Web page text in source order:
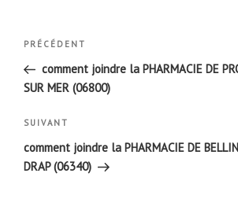
Navigation
l’article
Article
précédent
PRÉCÉDENT
comment joindre la PHARMACIE DE
SUR MER (06800)
Article
suivant
SUIVANT
comment joindre la PHARMACIE DE BELLIN
DRAP (06340)